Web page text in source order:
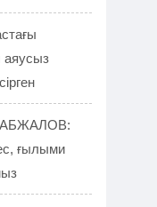
аяусыз
АБЖАЛОВ:
ғылыми